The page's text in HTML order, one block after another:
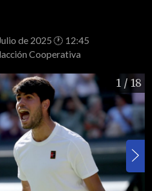
de 2025 🕐 12:45
Cooperativa
1 / 18